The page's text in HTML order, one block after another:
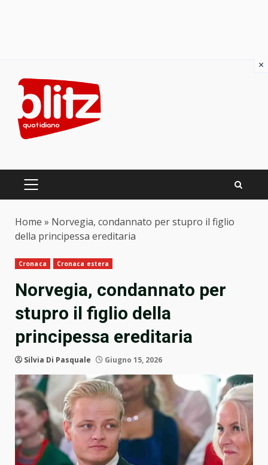
content
PRIMARY
Home » Norvegia, condannato per stupro il figlio
della principessa ereditaria
Cronaca Cronaca estera
Norvegia, condannato per
stupro il figlio della
principessa ereditaria
Silvia Di Pasquale Giugno 15, 2026
×